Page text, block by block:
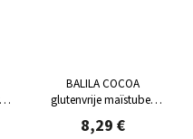
BALILA COCOA
glutenvrije maïstubes
864g
8,29 €